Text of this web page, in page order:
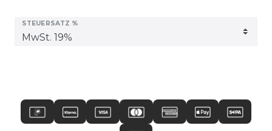
STEUERSATZ %